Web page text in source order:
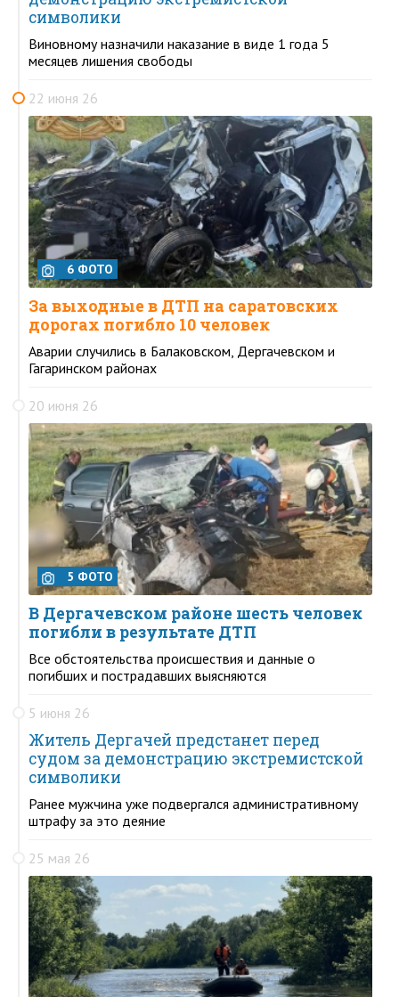
символики
Виновному назначили наказание в виде 1 года 5
месяцев лишения свободы
22 июня 26
6 ФОТО
За выходные в ДТП на саратовских
дорогах погибло 10 человек
Аварии случились в Балаковском, Дергачевском и
Гагаринском районах
20 июня 26
5 ФОТО
В Дергачевском районе шесть человек
погибли в результате ДТП
Все обстоятельства происшествия и данные о
погибших и пострадавших выясняются
5 июня 26
Житель Дергачей предстанет перед
судом за демонстрацию экстремистской
символики
Ранее мужчина уже подвергался административному
штрафу за это деяние
25 мая 26